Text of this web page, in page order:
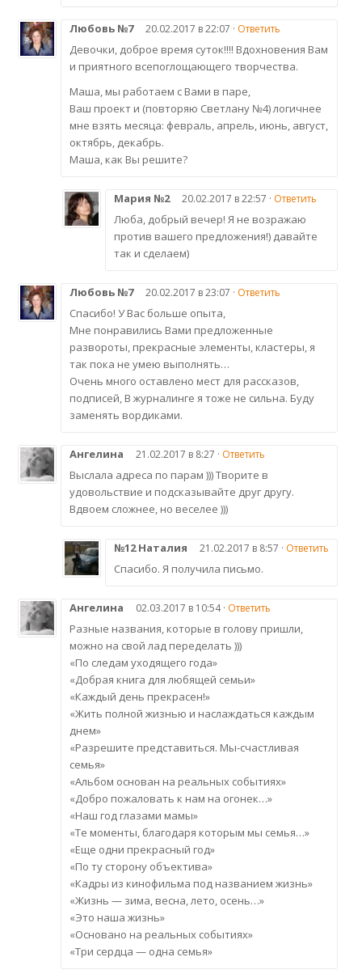
Любовь №7 20.02.2017 в 22:07 · Ответить
Девочки, доброе время суток!!!! Вдохновения Вам
и приятного всепоглощающего творчества.
Маша, мы работаем с Вами в паре,
Ваш проект и (повторяю Светлану №4) логичнее
мне взять месяца: февраль, апрель, июнь, август,
октябрь, декабрь.
Маша, как Вы решите?
Мария №2 20.02.2017 в 22:57 · Ответить
Люба, добрый вечер! Я не возражаю
против вашего предложения!) давайте
так и сделаем)
Любовь №7 20.02.2017 в 23:07 · Ответить
Спасибо! У Вас больше опыта,
Мне понравились Вами предложенные
развороты, прекрасные элементы, кластеры, я
так пока не умею выполнять…
Очень много оставлено мест для рассказов,
подписей, В журналинге я тоже не сильна. Буду
заменять вордиками.
Ангелина 21.02.2017 в 8:27 · Ответить
Выслала адреса по парам ))) Творите в
удовольствие и подсказывайте друг другу.
Вдвоем сложнее, но веселее )))
№12 Наталия 21.02.2017 в 8:57 · Ответить
Спасибо. Я получила письмо.
Ангелина 02.03.2017 в 10:54 · Ответить
Разные названия, которые в голову пришли,
можно на свой лад переделать )))
«По следам уходящего года»
«Добрая книга для любящей семьи»
«Каждый день прекрасен!»
«Жить полной жизнью и наслаждаться каждым
днем»
«Разрешите представиться. Мы-счастливая
семья»
«Альбом основан на реальных событиях»
«Добро пожаловать к нам на огонек…»
«Наш год глазами мамы»
«Те моменты, благодаря которым мы семья…»
«Еще одни прекрасный год»
«По ту сторону объектива»
«Кадры из кинофильма под названием жизнь»
«Жизнь — зима, весна, лето, осень…»
«Это наша жизнь»
«Основано на реальных событиях»
«Три сердца — одна семья»